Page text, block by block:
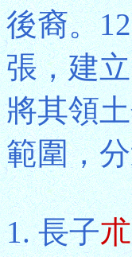
後裔。
張，建
將其領
範圍，
1. 長子